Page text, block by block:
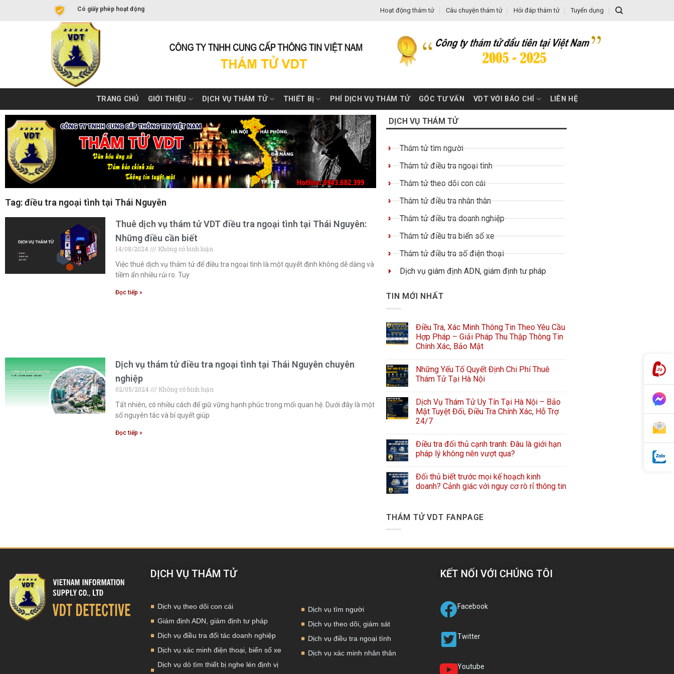
Có giấy phép hoạt động Hoạt động thám tử Câu chuyện thám tử Hỏi đáp thám tử Tuyển dụng
TRANG CHỦ GIỚI THIỆU DỊCH VỤ THÁM TỬ THIẾT BỊ PHÍ DỊCH VỤ THÁM TỬ GÓC TƯ VẤN VDT VỚI BÁO CHÍ LIÊN HỆ
Tag: điều tra ngoại tình tại Thái Nguyên
Thuê dịch vụ thám tử VDT điều tra ngoại tình tại Thái Nguyên:
Những điều cần biết
14/08/2024
Không có bình luận
Việc thuê dịch vụ thám tử để điều tra ngoại tình là một quyết định không dễ dàng và
tiềm ẩn nhiều rủi ro. Tuy
Đọc tiếp »
Dịch vụ thám tử điều tra ngoại tình tại Thái Nguyên chuyên
nghiệp
02/05/2024
Không có bình luận
Tất nhiên, có nhiều cách để giữ vững hạnh phúc trong mối quan hệ. Dưới đây là một
số nguyên tắc và bí quyết giúp
Đọc tiếp »
DỊCH VỤ THÁM TỬ
Thám tử tìm người
Thám tử điều tra ngoại tình
Thám tử theo dõi con cái
Thám tử điều tra nhân thân
Thám tử điều tra doanh nghiệp
Thám tử điều tra biển số xe
Thám tử điều tra số điện thoại
Dịch vụ giám định ADN, giám định tư pháp
TIN MỚI NHẤT
Điều Tra, Xác Minh Thông Tin Theo Yêu Cầu
Hợp Pháp – Giải Pháp Thu Thập Thông Tin
Chính Xác, Bảo Mật
Những Yếu Tố Quyết Định Chi Phí Thuê
Thám Tử Tại Hà Nội
Dịch Vụ Thám Tử Uy Tín Tại Hà Nội – Bảo
Mật Tuyệt Đối, Điều Tra Chính Xác, Hỗ Trợ
24/7
Điều tra đối thủ cạnh tranh: Đâu là giới hạn
pháp lý không nên vượt qua?
Đối thủ biết trước mọi kế hoạch kinh
doanh? Cảnh giác với nguy cơ rò rỉ thông tin
THÁM TỬ VDT FANPAGE
DỊCH VỤ THÁM TỬ
Dịch vụ theo dõi con cái
Giám định ADN, giám định tư pháp
Dịch vụ điều tra đối tác doanh nghiệp
Dịch vụ xác minh điện thoại, biển số xe
Dịch vụ dò tìm thiết bị nghe lén định vị
Dịch vụ tìm người
Dịch vụ theo dõi, giám sát
Dịch vụ điều tra ngoại tình
Dịch vụ xác minh nhân thân
KẾT NỐI VỚI CHÚNG TÔI
Facebook
Twitter
Youtube